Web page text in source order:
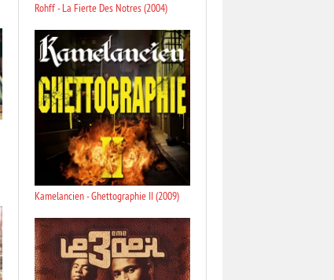
Rohff - La Fierte Des Notres (2004)
Kamelancien - Ghettographie II (2009)